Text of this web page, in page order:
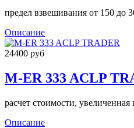
предел взвешивания от 150 до
Описание
24400 руб
M-ER 333 ACLP
расчет стоимости, увеличенная
Описание